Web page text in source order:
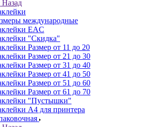
Назад
международные
EAC
"Скидка"
Размер от 11 до 20
Размер от 21 до 30
Размер от 31 до 40
Размер от 41 до 50
Размер от 51 до 60
Размер от 61 до 70
"Пустышки"
А4 для принтера